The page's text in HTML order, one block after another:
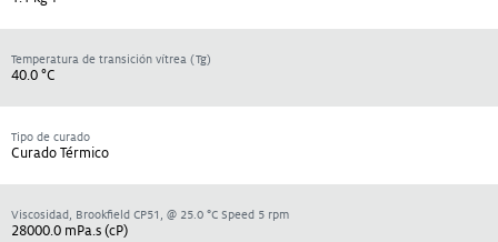
Temperatura de transición vítrea (Tg)
40.0 °C
Tipo de curado
Curado Térmico
Viscosidad, Brookfield CP51, @ 25.0 °C Speed 5 rpm
28000.0 mPa.s (cP)